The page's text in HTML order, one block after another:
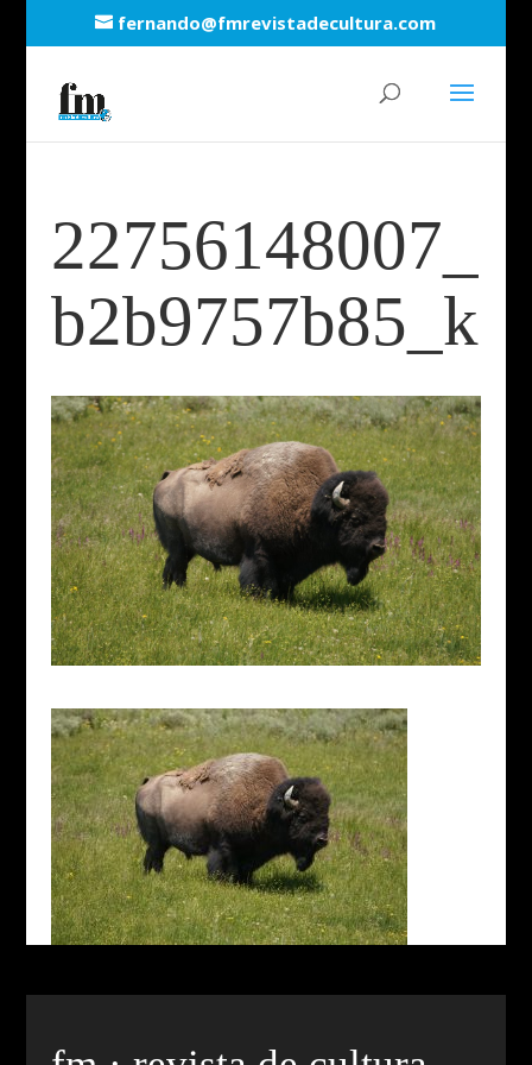
fernando@fmrevistadecultura.com
22756148007_
b2b9757b85_k